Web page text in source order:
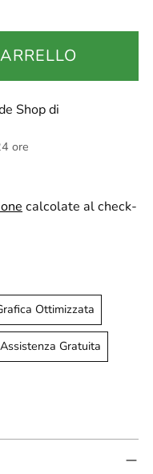
Shop di
ore
calcolate al check-
Ottimizzata
Assistenza Gratuita